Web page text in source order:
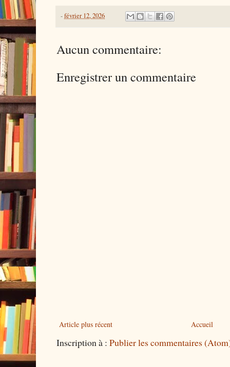
-février 12, 2026
Aucun commentaire:
Enregistrer un commentaire
Article plus récent Accueil
Inscription à : Publier les commentaires